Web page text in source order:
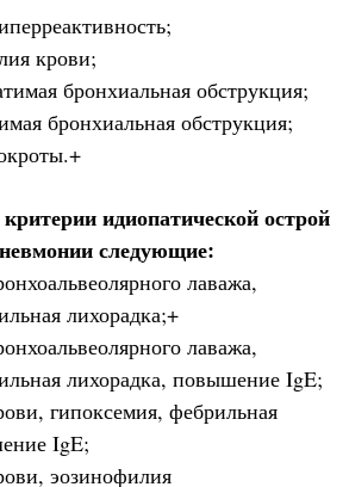
крови;
бронхиальная обструкция;
бронхиальная обструкция;
идиопатической острой
следующие:
лаважа,
лихорадка;+
лаважа,
лихорадка, повышение IgE;
гипоксемия, фебрильная
IgE;
эозинофилия